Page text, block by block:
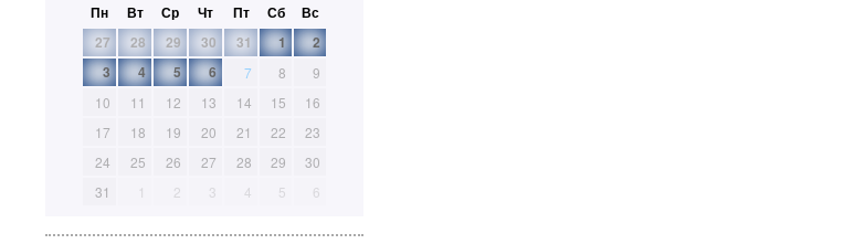
Пн Вт Ср Чт Пт Сб
Вс
27
28 29 30 31 1
2
3
4 5 6 7 8
9
10
11 12 13 14 15
16
17
18 19 20 21 22
23
24
25 26 27 28 29
30
31
1 2 3 4 5 6